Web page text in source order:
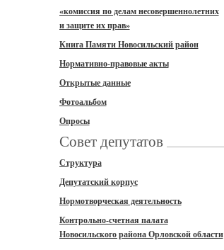
«комиссия по делам несовершеннолетних
и защите их прав»
Книга Памяти Новосильский район
Нормативно-правовые акты
Открытые данные
Фотоальбом
Опросы
Совет депутатов
Структура
Депутатский корпус
Нормотворческая деятельность
Контрольно-счетная палата
Новосильского района Орловской области